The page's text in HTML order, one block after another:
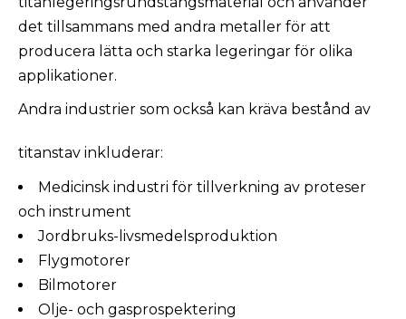
det tillsammans med andra metaller för att
producera lätta och starka legeringar för olika
applikationer.
Andra industrier som också kan kräva bestånd av
titanstav inkluderar:
Medicinsk industri för tillverkning av proteser
och instrument
Jordbruks-livsmedelsproduktion
Flygmotorer
Bilmotorer
Olje- och gasprospektering